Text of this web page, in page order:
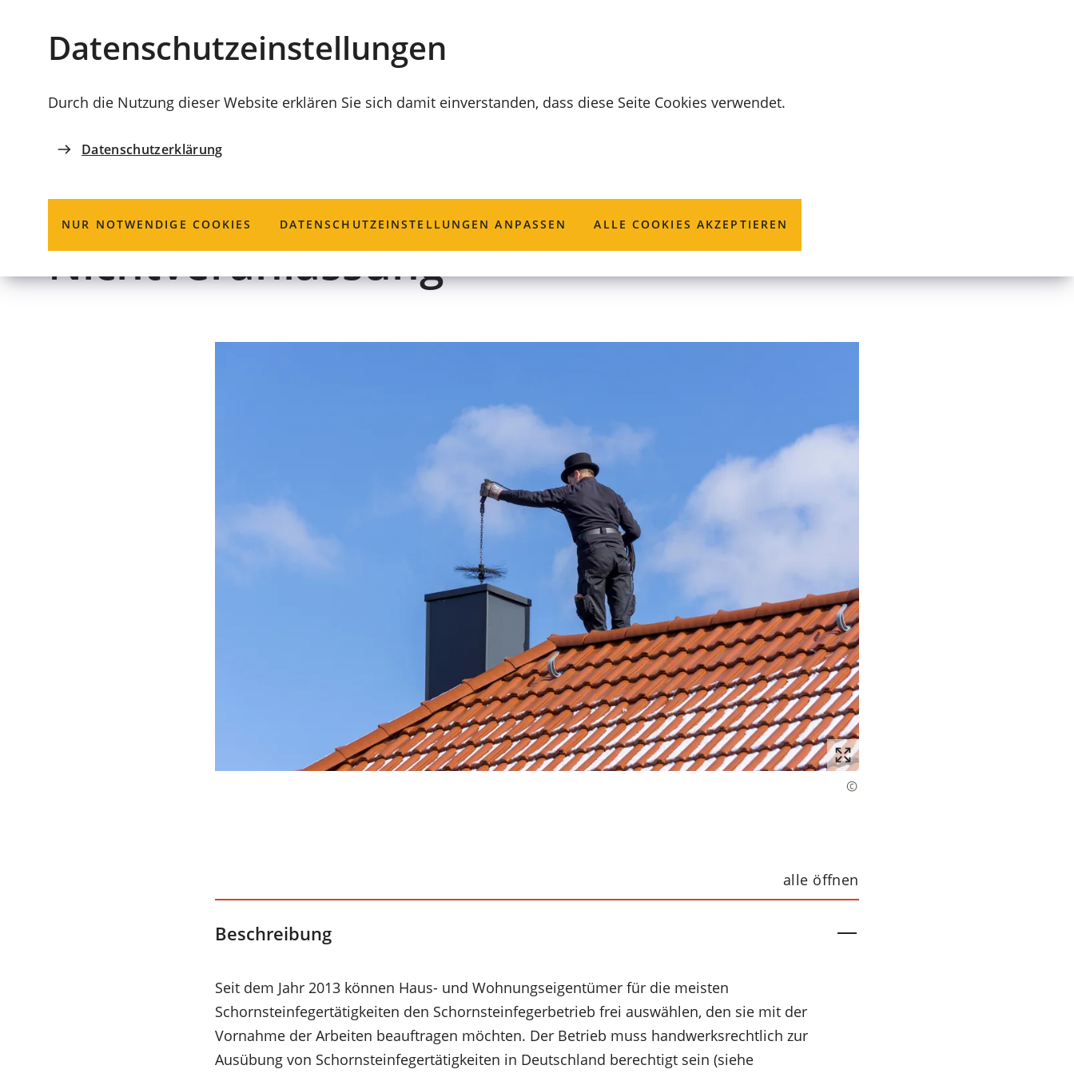
Datenschutz­einstellungen
Durch die Nutzung dieser Website erklären Sie sich damit einverstanden, dass diese Seite Cookies verwendet.
Datenschutzerklärung
NUR NOTWENDIGE COOKIES DATENSCHUTZ­EINSTELLUNGEN ANPASSEN ALLE COOKIES AKZEPTIEREN
Coburg
ORDNUNGSAMT
Schornsteinfegerarbeiten; Meldung bei
Nichtveranlassung
alle öffnen
Beschreibung
Seit dem Jahr 2013 können Haus- und Wohnungseigentümer für die meisten
Schornsteinfegertätigkeiten den Schornsteinfegerbetrieb frei auswählen, den sie mit der
Vornahme der Arbeiten beauftragen möchten. Der Betrieb muss handwerksrechtlich zur
Ausübung von Schornsteinfegertätigkeiten in Deutschland berechtigt sein (siehe